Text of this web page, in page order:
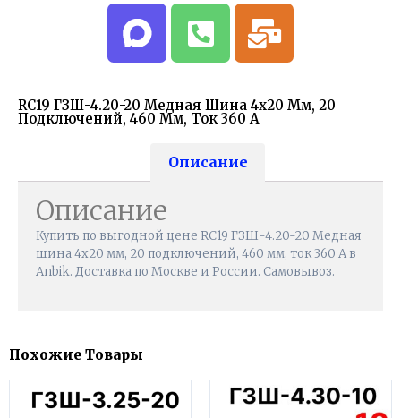
RC19 ГЗШ-4.20-20 Медная Шина 4х20 Мм, 20
Подключений, 460 Мм, Ток 360 А
Описание
Описание
Купить по выгодной цене RC19 ГЗШ-4.20-20 Медная
шина 4х20 мм, 20 подключений, 460 мм, ток 360 А в
Anbik. Доставка по Москве и России. Самовывоз.
Похожие Товары